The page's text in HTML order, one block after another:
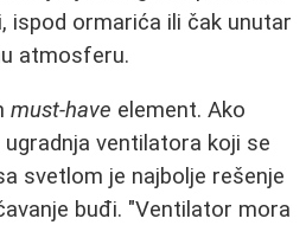
ispod ormarića ili čak unutar
atmosferu.
must-have element. Ako
ventilatora koji se
svetlom je najbolje rešenje
buđi. "Ventilator mora